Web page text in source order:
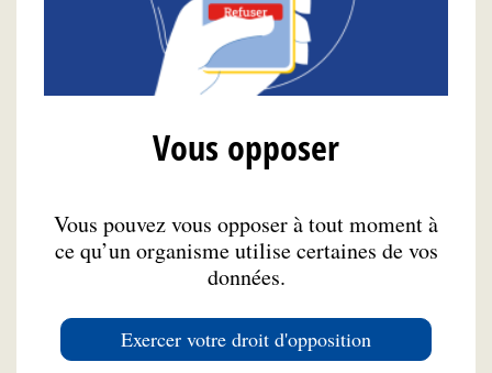
Vous opposer
Vous pouvez vous opposer à tout moment à
ce qu’un organisme utilise certaines de vos
données.
Exercer votre droit d'opposition